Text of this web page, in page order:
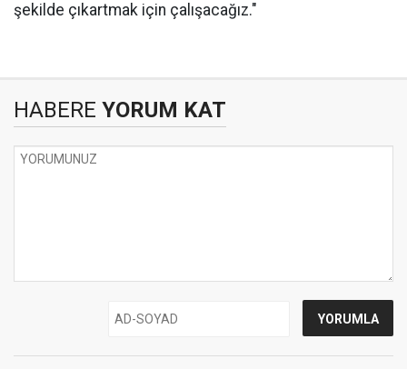
şekilde çıkartmak için çalışacağız."
HABERE YORUM KAT